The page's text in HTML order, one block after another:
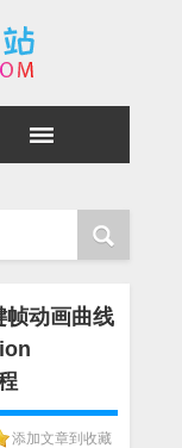
帧动画曲线
添加文章到收藏